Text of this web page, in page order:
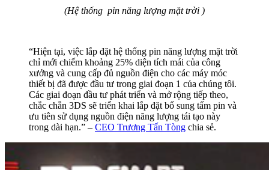
(Hệ thống pin năng lượng mặt trời )
“Hiện tại, việc lắp đặt hệ thống pin năng lượng mặt trời
chỉ mới chiếm khoảng 25% diện tích mái của công
xưởng và cung cấp đủ nguồn điện cho các máy móc
thiết bị đã được đầu tư trong giai đoạn 1 của chúng tôi.
Các giai đoạn đầu tư phát triển và mở rộng tiếp theo,
chắc chắn 3DS sẽ triển khai lắp đặt bổ sung tấm pin và
ưu tiên sử dụng nguồn điện năng lượng tái tạo này
trong dài hạn.” – CEO Trương Tấn Tòng chia sẻ.